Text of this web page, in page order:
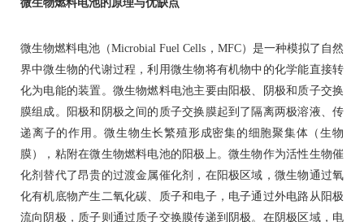
微生物燃料电池的原理与优缺点
微生物燃料电池（Microbial Fuel Cells，MFC）是一种模拟了自然
界中微生物的代谢过程，利用微生物将有机物中的化学能直接转
化为电能的装置。微生物燃料电池主要由阳极、阴极和质子交换
膜组成。阳极和阴极之间的质子交换膜起到了隔离两极溶液、传
递离子的作用。微生物生长繁殖形成密集的细胞聚集体（生物
膜），粘附在微生物燃料电池的阳极上。微生物作为活性生物催
化剂替代了昂贵的过渡金属催化剂，在阳极区域，微生物通过氧
化有机底物产生二氧化碳、质子和电子，电子通过外电路从阳极
流向阴极，质子则通过质子交换膜传递到阴极。在阴极区域，电